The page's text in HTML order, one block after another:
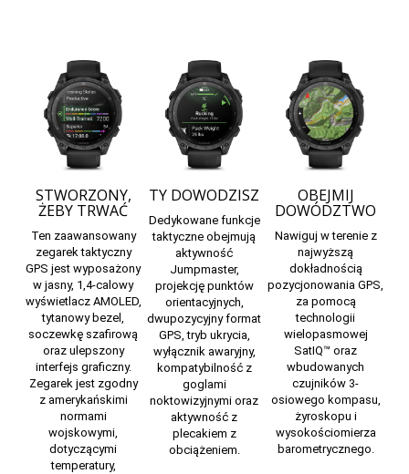
STWORZONY,
ŻEBY TRWAĆ
Ten zaawansowany
zegarek taktyczny
GPS jest wyposażony
w jasny, 1,4-calowy
wyświetlacz AMOLED,
tytanowy bezel,
soczewkę szafirową
oraz ulepszony
interfejs graficzny.
Zegarek jest zgodny
z amerykańskimi
normami
wojskowymi,
dotyczącymi
temperatury,
TY DOWODZISZ
Dedykowane funkcje
taktyczne obejmują
aktywność
Jumpmaster,
projekcję punktów
orientacyjnych,
dwupozycyjny format
GPS, tryb ukrycia,
wyłącznik awaryjny,
kompatybilność z
goglami
noktowizyjnymi oraz
aktywność z
plecakiem z
obciążeniem.
OBEJMIJ
DOWÓDZTWO
Nawiguj w terenie z
najwyższą
dokładnością
pozycjonowania GPS,
za pomocą
technologii
wielopasmowej
SatIQ™ oraz
wbudowanych
czujników 3-
osiowego kompasu,
żyroskopu i
wysokościomierza
barometrycznego.